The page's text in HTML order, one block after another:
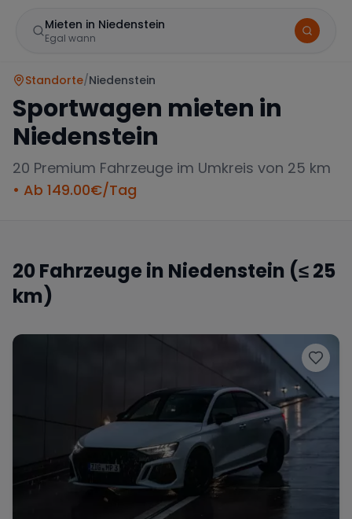
Mieten in Niedenstein
Egal wann
McLaren Ford Jaguar
Zeitraum wählen
Standorte/Niedenstein
Sportwagen mieten in
Niedenstein
20 Premium Fahrzeuge im Umkreis von 25 km
• Ab 149.00€/Tag
20 Fahrzeuge in Niedenstein (≤ 25
km)